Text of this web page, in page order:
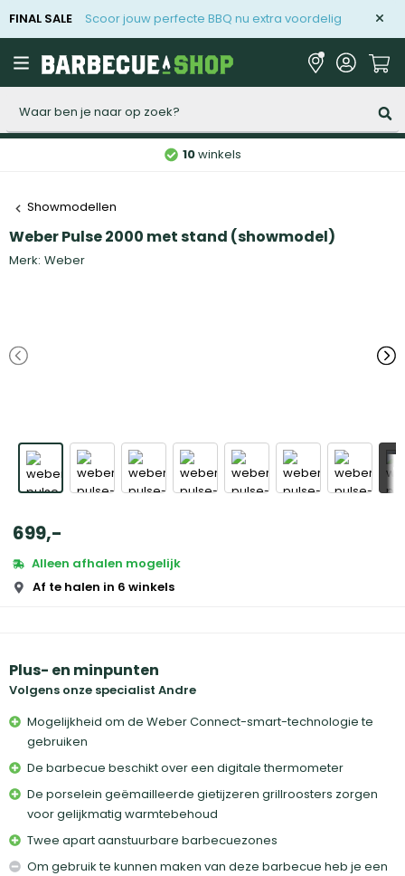
FINAL SALE Scoor jouw perfecte BBQ nu extra voordelig
10winkels
Showmodellen
Weber Pulse 2000 met stand (showmodel)
Merk: Weber
699,-
Alleen afhalen mogelijk
Af te halen in 6 winkels
Plus- en minpunten
Volgens onze specialist Andre
Mogelijkheid om de Weber Connect-smart-technologie te
gebruiken
De barbecue beschikt over een digitale thermometer
De porselein geëmailleerde gietijzeren grillroosters zorgen
voor gelijkmatig warmtebehoud
Twee apart aanstuurbare barbecuezones
Om gebruik te kunnen maken van deze barbecue heb je een